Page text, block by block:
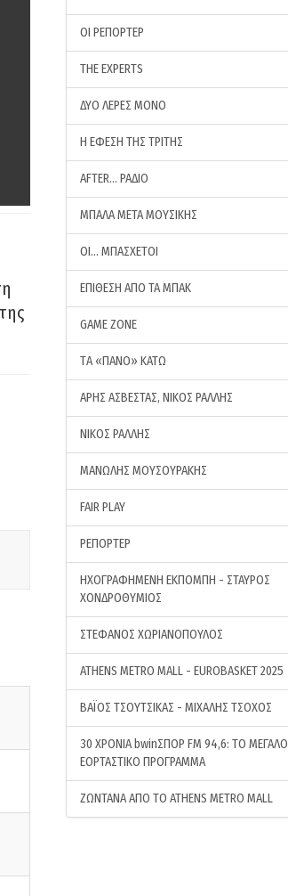
ΟΙ ΡΕΠΟΡΤΕΡ
THE EXPERTS
ΔΥΟ ΛΕΡΕΣ ΜΟΝΟ
Η ΕΦΕΣΗ ΤΗΣ ΤΡΙΤΗΣ
AFTER… ΡΑΔΙΟ
ΜΠΑΛΑ ΜΕΤΑ ΜΟΥΣΙΚΗΣ
ΟΙ… ΜΠΑΣΧΕΤΟΙ
ΕΠΙΘΕΣΗ ΑΠΟ ΤΑ ΜΠΑΚ
GAME ZONE
ΤA «ΠΑΝΟ» ΚΑΤΩ
ΑΡΗΣ ΑΣΒΕΣΤΑΣ, ΝΙΚΟΣ ΡΑΛΛΗΣ
ΝΙΚΟΣ ΡΑΛΛΗΣ
ΜΑΝΩΛΗΣ ΜΟΥΣΟΥΡΑΚΗΣ
FAIR PLAY
ΡΕΠΟΡΤΕΡ
ΗΧΟΓΡΑΦΗΜΕΝΗ ΕΚΠΟΜΠΗ - ΣΤΑΥΡΟΣ
ΧΟΝΔΡΟΘΥΜΙΟΣ
ΣΤΕΦΑΝΟΣ ΧΩΡΙΑΝΟΠΟΥΛΟΣ
ATHENS METRO MALL - EUROBASKET 2025
ΒΑΪΟΣ ΤΣΟΥΤΣΙΚΑΣ - ΜΙΧΑΛΗΣ ΤΣΟΧΟΣ
30 ΧΡΟΝΙΑ bwinΣΠΟΡ FM 94,6: ΤΟ ΜΕΓΑΛΟ
ΕΟΡΤΑΣΤΙΚΟ ΠΡΟΓΡΑΜΜΑ
ΖΩΝΤΑΝΑ ΑΠΟ ΤΟ ATHENS METRO MALL